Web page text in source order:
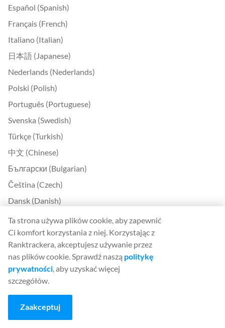
Español (Spanish)
Français (French)
Italiano (Italian)
日本語 (Japanese)
Nederlands (Nederlands)
Polski (Polish)
Português (Portuguese)
Svenska (Swedish)
Türkçe (Turkish)
中文 (Chinese)
Български (Bulgarian)
Čeština (Czech)
Dansk (Danish)
Ελληνικά (Greek)
Eesti (Estonian)
Suomi (Finnish)
Magyar (Hungarian)
Indonesia (Indonesian)
Lietuvių (Lithuanian)
Latviešu (Latvian)
Ta strona używa plików cookie, aby zapewnić
Ci komfort korzystania z niej. Korzystając z
Ranktrackera, akceptujesz używanie przez
nas plików cookie. Sprawdź naszą politykę
prywatności, aby uzyskać więcej
szczegółów.
Zaakceptuj